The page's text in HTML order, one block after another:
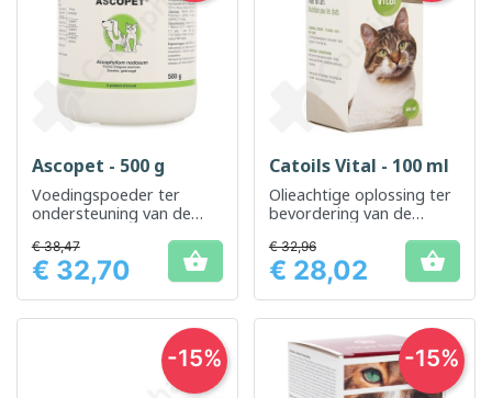
Ascopet - 500 g
Voedingspoeder ter
ondersteuning van de
huisdieren
Prijs
€ 38,47
€ 32,70 
Catoils Vital - 100 ml
Olieachtige oplossing ter
bevordering van de
en vacht van katten
Prijs
€ 32,96
€ 28,02 
-15% -15%